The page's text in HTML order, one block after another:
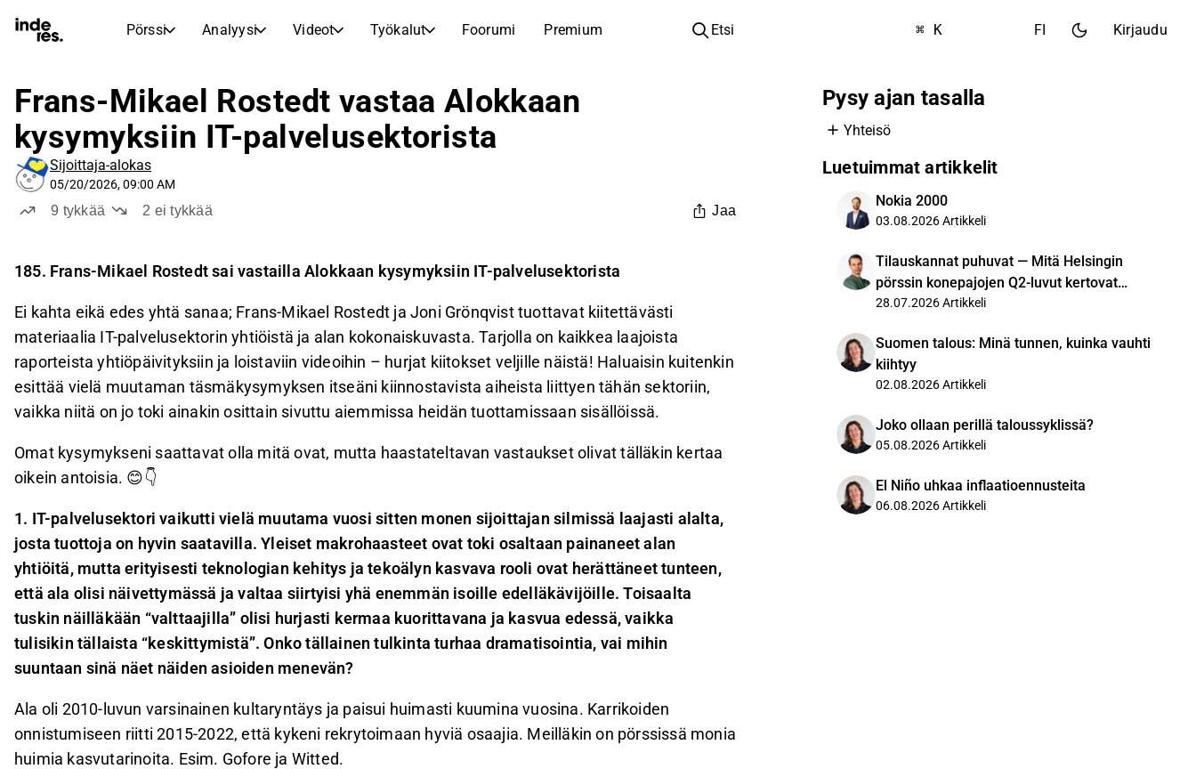
Pörssi Analyysi Videot Työkalut Foorumi Premium
Pörssi
Reaaliaikaiset kurssit, indeksit ja markkinakehitys
Osinkokalenteri
Tulevat ja menneet osingot
Yhtiöt
Yhtiökokouskutsut
Yhtiökokousten päivämäärät ja osakkeenomistajatiedot
Analyysi
Asiantuntijoiden osakeanalyysi ja suositukset
Femme
Rohkeutta ja itseluottamusta sijoittamiseen
Analyysikoulu
inderesTV
Videokeskus osaketutkimukselle, analyysille ja asiantuntijakommenteille
Transkriptit
Osakevertailu
Vertaa tunnuslukuja ja kehitystä useiden osakkeiden välillä
Tuloskausi
Sisäpiirin kaupat
Virtuaalinen analyytikkochat
Korkoa korolle -laskuri
Laske, miten säästösi kasvavat korkoa korolle -ilmiön ansiosta.
Etsi ⌘ K FI Kirjaudu
Frans-Mikael Rostedt vastaa Alokkaan
kysymyksiin IT-palvelusektorista
Sijoittaja-alokas
05/20/2026, 09:00 AM
9 tykkää 2 ei tykkää Jaa
185. Frans-Mikael Rostedt sai vastailla Alokkaan kysymyksiin IT-palvelusektorista
Ei kahta eikä edes yhtä sanaa; Frans-Mikael Rostedt ja Joni Grönqvist tuottavat kiitettävästi
materiaalia IT-palvelusektorin yhtiöistä ja alan kokonaiskuvasta. Tarjolla on kaikkea laajoista
raporteista yhtiöpäivityksiin ja loistaviin videoihin – hurjat kiitokset veljille näistä! Haluaisin kuitenkin
esittää vielä muutaman täsmäkysymyksen itseäni kiinnostavista aiheista liittyen tähän sektoriin,
vaikka niitä on jo toki ainakin osittain sivuttu aiemmissa heidän tuottamissaan sisällöissä.
Omat kysymykseni saattavat olla mitä ovat, mutta haastateltavan vastaukset olivat tälläkin kertaa
oikein antoisia. 😊👇
1. IT-palvelusektori vaikutti vielä muutama vuosi sitten monen sijoittajan silmissä laajasti alalta,
josta tuottoja on hyvin saatavilla. Yleiset makrohaasteet ovat toki osaltaan painaneet alan
yhtiöitä, mutta erityisesti teknologian kehitys ja tekoälyn kasvava rooli ovat herättäneet tunteen,
että ala olisi näivettymässä ja valtaa siirtyisi yhä enemmän isoille edelläkävijöille. Toisaalta
tuskin näilläkään “valttaajilla” olisi hurjasti kermaa kuorittavana ja kasvua edessä, vaikka
tulisikin tällaista “keskittymistä”. Onko tällainen tulkinta turhaa dramatisointia, vai mihin
suuntaan sinä näet näiden asioiden menevän?
Ala oli 2010-luvun varsinainen kultaryntäys ja paisui huimasti kuumina vuosina. Karrikoiden
onnistumiseen riitti 2015-2022, että kykeni rekrytoimaan hyviä osaajia. Meilläkin on pörssissä monia
huimia kasvutarinoita. Esim. Gofore ja Witted.
Pysy ajan tasalla
Yhteisö
Luetuimmat artikkelit
Nokia 2000
03.08.2026Artikkeli
Tilauskannat puhuvat — Mitä Helsingin
pörssin konepajojen Q2-luvut kertovat
kysynnästä?
28.07.2026Artikkeli
Suomen talous: Minä tunnen, kuinka vauhti
kiihtyy
02.08.2026Artikkeli
Joko ollaan perillä taloussyklissä?
05.08.2026Artikkeli
El Niño uhkaa inflaatioennusteita
06.08.2026Artikkeli